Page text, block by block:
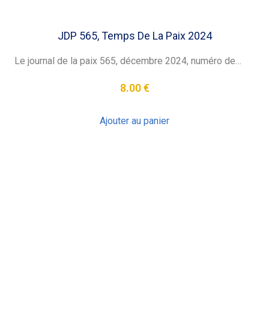
JDP 565, Temps De La Paix 2024
Le journal de la paix 565, décembre 2024, numéro de…
8.00€
Ajouter au panier